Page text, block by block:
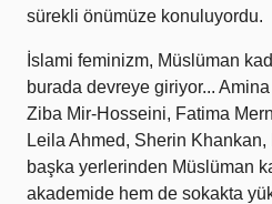
sürekli önümüze konuluyordu.
İslami feminizm, Müslüman
burada devreye giriyor...
Ziba Mir-Hosseini, Fatima
Leila Ahmed, Sherin Khankan,
başka yerlerinden Müslüman
akademide hem de sokakta